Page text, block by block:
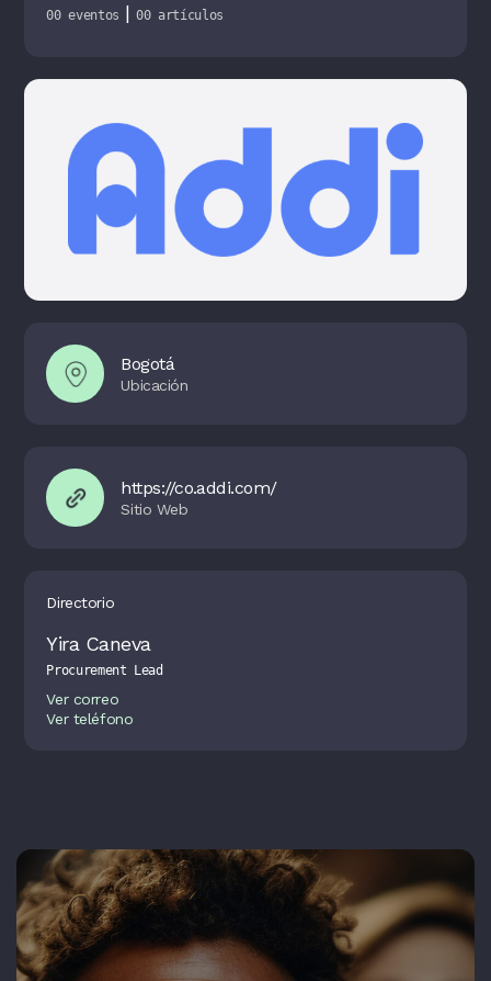
Bogotá
https://co.addi.com/
Directorio
Yira Caneva
Procurement Lead
Ver correo
Ver teléfono
00 eventos |00 artículos